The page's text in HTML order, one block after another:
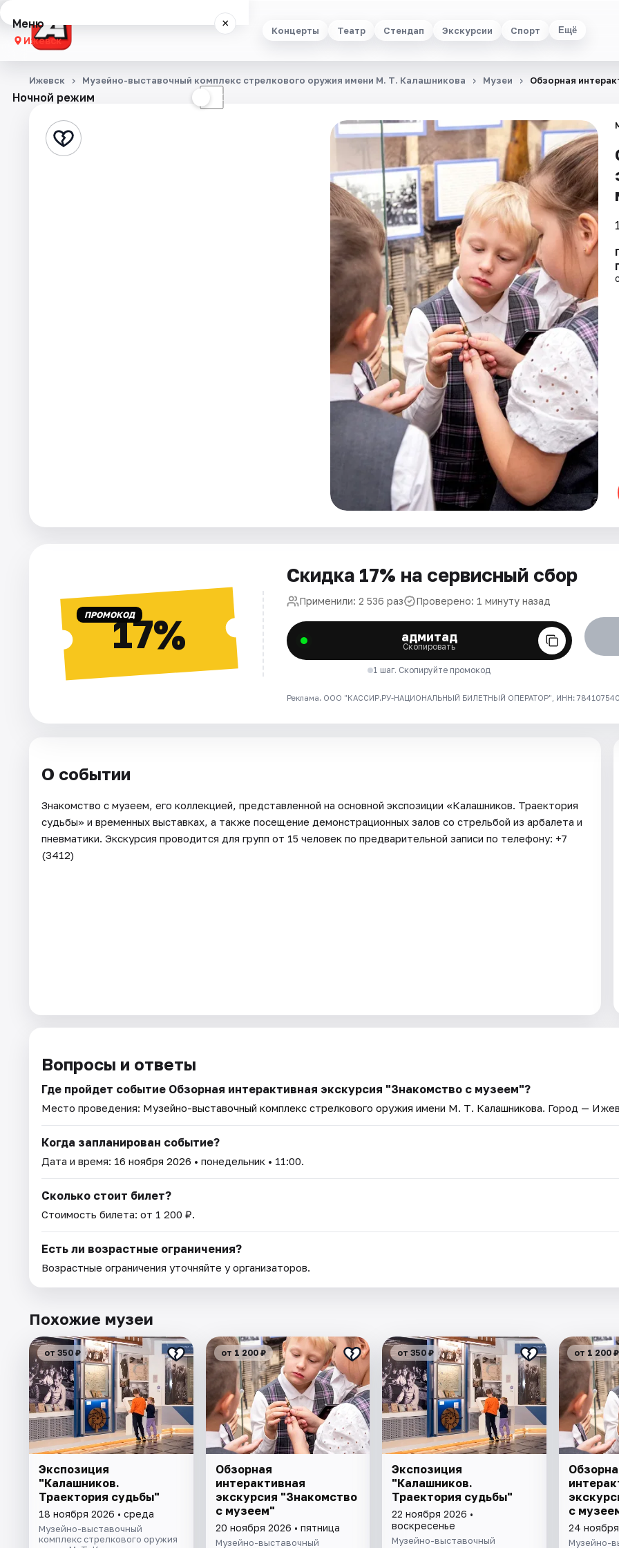
Концерты Театр Стендап Экскурсии Спорт Ещё
Меню ×
Ижевск
Концерты
Стендап
Ночной режим ☾
Ижевск Музейно-выставочный комплекс стрелкового оружия имени М. Т. Калашникова Музеи Обзорная
ПРОМОКОД17%
Скидка 17% на сервисный сбор
Применили: 2 536 раз Проверено: 1 минуту назад
адмитад
Скопировать
1 шаг. Скопируйте промокод
Реклама. ООО "КАССИР.РУ-НАЦИОНАЛЬНЫЙ БИЛЕТНЫЙ ОПЕРАТОР", ИНН: 7841075409
О событии
Знакомство с музеем, его коллекцией, представленной на основной экспозиции «Калашников. Траектория
судьбы» и временных выставках, а также посещение демонстрационных залов со стрельбой из арбалета и
пневматики. Экскурсия проводится для групп от 15 человек по предварительной записи по телефону: +7
(3412)
Вопросы и ответы
Где пройдет событие Обзорная интерактивная экскурсия "Знакомство с музеем"?
Место проведения: Музейно-выставочный комплекс стрелкового оружия имени М. Т. Калашникова. Город —
Когда запланирован событие?
Дата и время: 16 ноября 2026 • понедельник • 11:00.
Сколько стоит билет?
Стоимость билета: от 1 200 ₽.
Есть ли возрастные ограничения?
Возрастные ограничения уточняйте у организаторов.
Похожие музеи
от 350 ₽
Экспозиция
"Калашников.
Траектория судьбы"
18 ноября 2026 • среда
Музейно-выставочный
комплекс стрелкового оружия
от 1 200 ₽
Обзорная
интерактивная
экскурсия "Знакомство
с музеем"
20 ноября 2026 • пятница
Музейно-выставочный
от 350 ₽
Экспозиция
"Калашников.
Траектория судьбы"
22 ноября 2026 •
воскресенье
Музейно-выставочный
от 1 200 ₽
с
24
Музейно-